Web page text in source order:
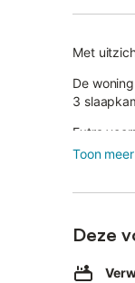
Met
De
3
Extra
Het
Het
Toon meer
Deze